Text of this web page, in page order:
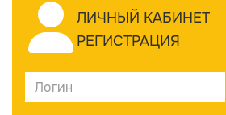
ЛИЧНЫЙ КАБИНЕТ
РЕГИСТРАЦИЯ